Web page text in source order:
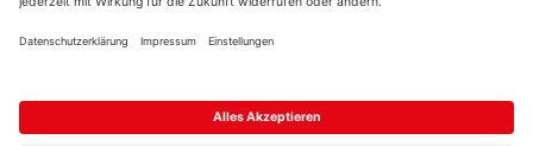
Copyright
Datenschutz